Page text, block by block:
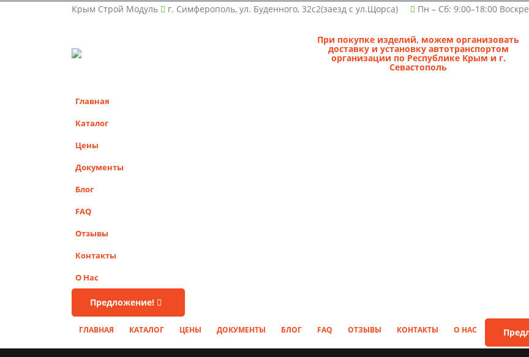
Крым Строй Модуль г. Симферополь, ул. Буденного, 32с2(заезд с ул.Щорса) Пн – Сб: 9:00–18:00
При покупке изделий, можем организовать
доставку и установку автотранспортом
организации по Республике Крым и г.
Севастополь
Главная
Каталог
Цены
Документы
Блог
FAQ
Отзывы
Контакты
О Нас
Предложение!
ГЛАВНАЯ КАТАЛОГ ЦЕНЫ ДОКУМЕНТЫ БЛОГ FAQ ОТЗЫВЫ КОНТАКТЫ О НАС